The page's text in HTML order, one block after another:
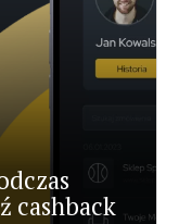
cashback